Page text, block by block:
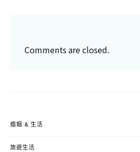
Comments are closed.
婚姻 & 生活
旅遊生活